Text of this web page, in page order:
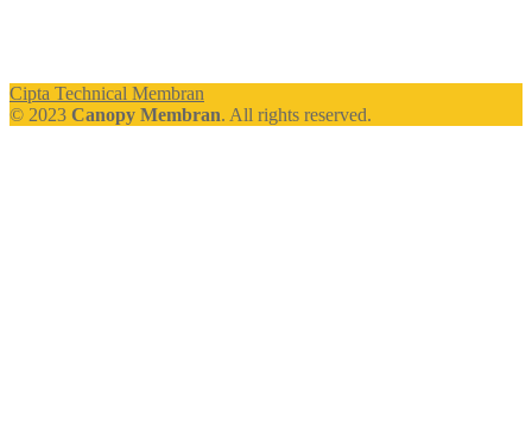
Cipta Technical Membran
© 2023 Canopy Membran. All rights reserved.